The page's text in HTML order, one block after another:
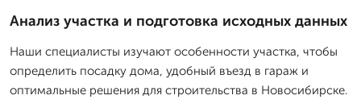
Анализ участка и подготовка исходных данных
Наши специалисты изучают особенности участка, чтобы
определить посадку дома, удобный въезд в гараж и
оптимальные решения для строительства в Новосибирске.